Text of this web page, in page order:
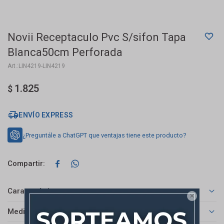

Novii Receptaculo Pvc S/sifon Tapa
Blanca50cm Perforada
LIN4219-LIN4219
$ 1.825
ENVÍO EXPRESS
¿Preguntále a ChatGPT que ventajas tiene este producto?
 
Características
Medios de pago